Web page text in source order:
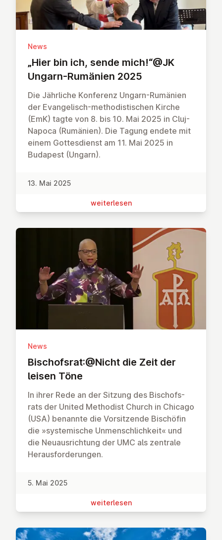
News
„Hier bin ich, sende mich!“@JK
Ungarn-Rumänien 2025
Die Jährliche Konferenz Ungarn-Rumänien
der Evangelisch-methodistischen Kirche
(EmK) tagte von 8. bis 10. Mai 2025 in Cluj-
Napoca (Rumänien). Die Tagung endete mit
einem Gottesdienst am 11. Mai 2025 in
Budapest (Ungarn).
13. Mai 2025
wei­ter­le­sen
News
Bi­schofs­rat:@Nicht die Zeit der
leisen Töne
In ihrer Rede an der Sitzung des Bischofs­
rats der United Metho­dist Church in Chi­cago
(USA) be­nann­te die Vor­sitzende Bi­schöfin
die »sys­temische Un­mensch­lich­keit« und
die Neu­aus­rich­tung der UMC als zen­trale
Heraus­forderungen.
5. Mai 2025
wei­ter­le­sen